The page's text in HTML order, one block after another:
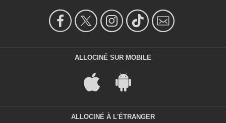
ALLOCINÉ SUR MOBILE
ALLOCINÉ À L'ÉTRANGER